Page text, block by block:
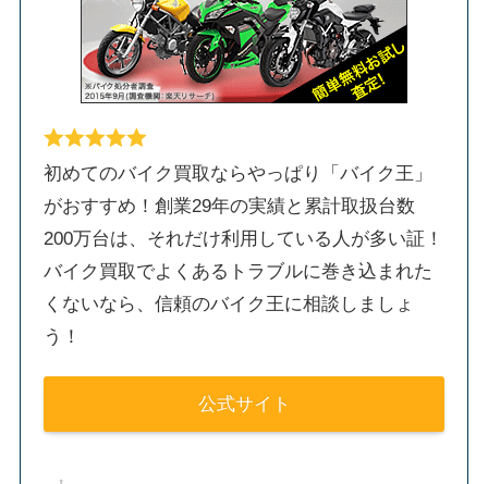
初めてのバイク買取ならやっぱり「バイク王」
がおすすめ！創業29年の実績と累計取扱台数
200万台は、それだけ利用している人が多い証！
バイク買取でよくあるトラブルに巻き込まれた
くないなら、信頼のバイク王に相談しましょ
う！
公式サイト